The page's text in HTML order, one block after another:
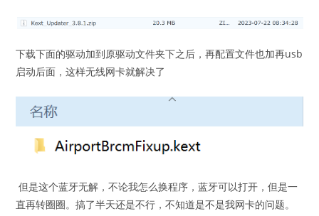
下载下面的驱动加到原驱动文件夹下之后，再配置文件也加再usb
启动后面，这样无线网卡就解决了
但是这个蓝牙无解，不论我怎么换程序，蓝牙可以打开，但是一
直再转圈圈。搞了半天还是不行，不知道是不是我网卡的问题。